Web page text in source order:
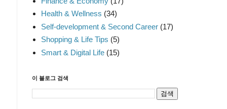
Health & Wellness (34)
Self-development & Second Career (17)
Shopping & Life Tips (5)
Smart & Digital Life (15)
이 블로그 검색